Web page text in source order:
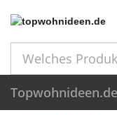
Topwohnideen.de